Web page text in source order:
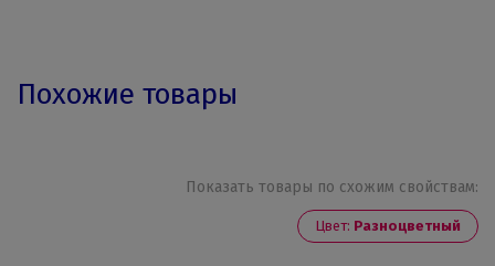
Похожие товары
Показать товары по схожим свойствам:
Цвет: Разноцветный